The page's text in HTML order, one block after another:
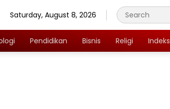
Saturday, August 8, 2026
Pendidikan Bisnis Religi Indeks